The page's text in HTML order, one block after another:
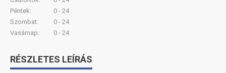
Péntek:
0 - 24
Szombat:
0 - 24
Vasárnap:
0 - 24
RÉSZLETES LEÍRÁS